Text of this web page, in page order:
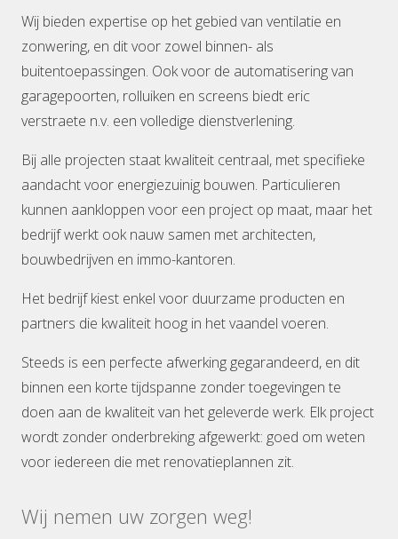
Wij bieden expertise op het gebied van ventilatie en
zonwering, en dit voor zowel binnen- als
buitentoepassingen. Ook voor de automatisering van
garagepoorten, rolluiken en screens biedt eric
verstraete n.v. een volledige dienstverlening.
Bij alle projecten staat kwaliteit centraal, met specifieke
aandacht voor energiezuinig bouwen. Particulieren
kunnen aankloppen voor een project op maat, maar het
bedrijf werkt ook nauw samen met architecten,
bouwbedrijven en immo-kantoren.
Het bedrijf kiest enkel voor duurzame producten en
partners die kwaliteit hoog in het vaandel voeren.
Steeds is een perfecte afwerking gegarandeerd, en dit
binnen een korte tijdspanne zonder toegevingen te
doen aan de kwaliteit van het geleverde werk. Elk project
wordt zonder onderbreking afgewerkt: goed om weten
voor iedereen die met renovatieplannen zit.
Wij nemen uw zorgen weg!